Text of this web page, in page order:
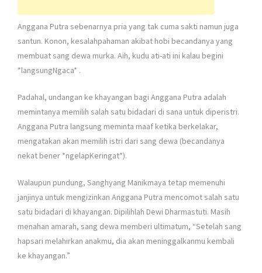
Anggana Putra sebenarnya pria yang tak cuma sakti namun juga
santun. Konon, kesalahpahaman akibat hobi becandanya yang
membuat sang dewa murka. Aih, kudu ati-ati ini kalau begini
*langsungNgaca* .
Padahal, undangan ke khayangan bagi Anggana Putra adalah
memintanya memilih salah satu bidadari di sana untuk diperistri.
Anggana Putra langsung meminta maaf ketika berkelakar,
mengatakan akan memilih istri dari sang dewa (becandanya
nekat bener *ngelapKeringat*).
Walaupun pundung, Sanghyang Manikmaya tetap memenuhi
janjinya untuk mengizinkan Anggana Putra mencomot salah satu
satu bidadari di khayangan. Dipilihlah Dewi Dharmastuti. Masih
menahan amarah, sang dewa memberi ultimatum, “Setelah sang
hapsari melahirkan anakmu, dia akan meninggalkanmu kembali
ke khayangan.”